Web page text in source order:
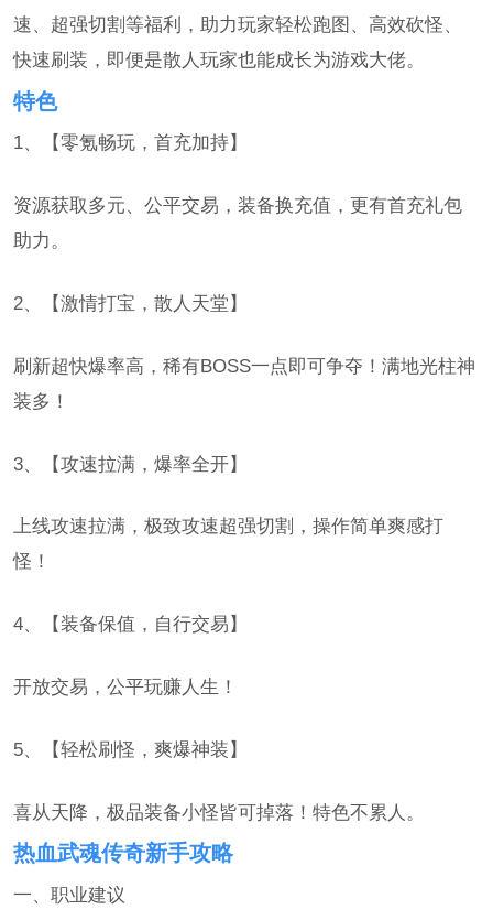
速、超强切割等福利，助力玩家轻松跑图、高效砍怪、
快速刷装，即便是散人玩家也能成长为游戏大佬。
特色
1、【零氪畅玩，首充加持】
资源获取多元、公平交易，装备换充值，更有首充礼包
助力。
2、【激情打宝，散人天堂】
刷新超快爆率高，稀有BOSS一点即可争夺！满地光柱神
装多！
3、【攻速拉满，爆率全开】
上线攻速拉满，极致攻速超强切割，操作简单爽感打
怪！
4、【装备保值，自行交易】
开放交易，公平玩赚人生！
5、【轻松刷怪，爽爆神装】
喜从天降，极品装备小怪皆可掉落！特色不累人。
热血武魂传奇新手攻略
一、职业建议